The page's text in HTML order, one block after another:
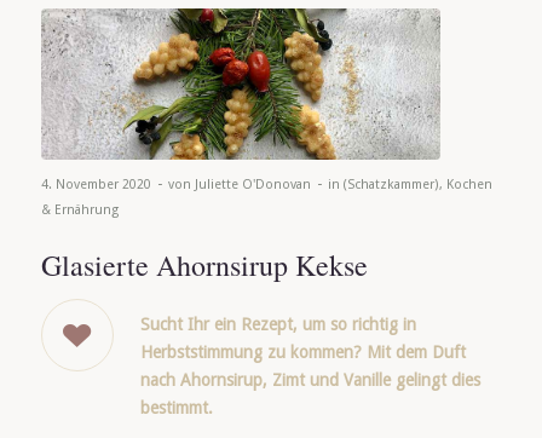
4. November 2020 - von Juliette O'Donovan - in (Schatzkammer), Kochen
& Ernährung
Glasierte Ahornsirup Kekse
Sucht Ihr ein Rezept, um so richtig in
Herbststimmung zu kommen? Mit dem Duft
nach Ahornsirup, Zimt und Vanille gelingt dies
bestimmt.